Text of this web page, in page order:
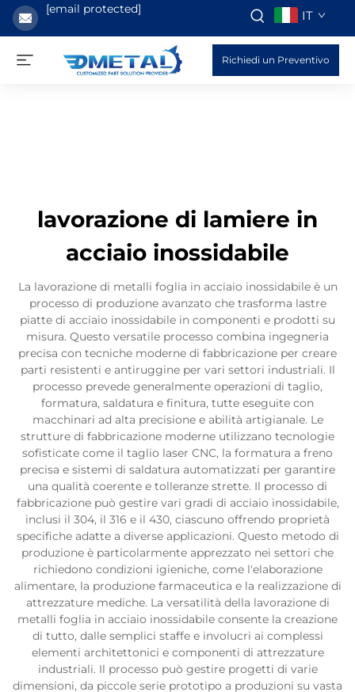
[email protected] IT
Richiedi un Preventivo
lavorazione di lamiere in
acciaio inossidabile
La lavorazione di metalli foglia in acciaio inossidabile è un
processo di produzione avanzato che trasforma lastre
piatte di acciaio inossidabile in componenti e prodotti su
misura. Questo versatile processo combina ingegneria
precisa con tecniche moderne di fabbricazione per creare
parti resistenti e antiruggine per vari settori industriali. Il
processo prevede generalmente operazioni di taglio,
formatura, saldatura e finitura, tutte eseguite con
macchinari ad alta precisione e abilità artigianale. Le
strutture di fabbricazione moderne utilizzano tecnologie
sofisticate come il taglio laser CNC, la formatura a freno
precisa e sistemi di saldatura automatizzati per garantire
una qualità coerente e tolleranze strette. Il processo di
fabbricazione può gestire vari gradi di acciaio inossidabile,
inclusi il 304, il 316 e il 430, ciascuno offrendo proprietà
specifiche adatte a diverse applicazioni. Questo metodo di
produzione è particolarmente apprezzato nei settori che
richiedono condizioni igieniche, come l'elaborazione
alimentare, la produzione farmaceutica e la realizzazione di
attrezzature mediche. La versatilità della lavorazione di
metalli foglia in acciaio inossidabile consente la creazione
di tutto, dalle semplici staffe e involucri ai complessi
elementi architettonici e componenti di attrezzature
industriali. Il processo può gestire progetti di varie
dimensioni, da piccole serie prototipo a produzioni su vasta